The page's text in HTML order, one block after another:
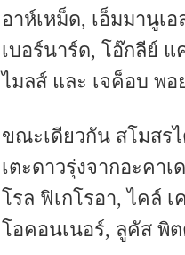
อาห์เหม็ด, เอ็มมานูเ
เบอร์นาร์ด, โอ๊กลีย์
ไมลส์ และ เจค็อบ พอ
ขณะเดียวกัน สโมสร
เตะดาวรุ่งจากอะคา
โรล ฟิเกโรอา, ไคล์
โอคอนเนอร์, ลูคัส พิ